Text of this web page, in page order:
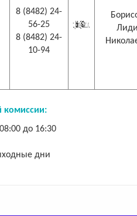
8 (8482) 24-
56-25
8 (8482) 24-
10-94
комиссии:
до 16:30
дни